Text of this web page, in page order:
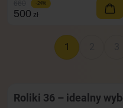
-24%
500 zł
1
Roliki 36 – idealny